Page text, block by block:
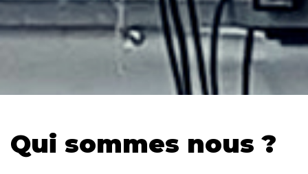
Qui sommes nous ?